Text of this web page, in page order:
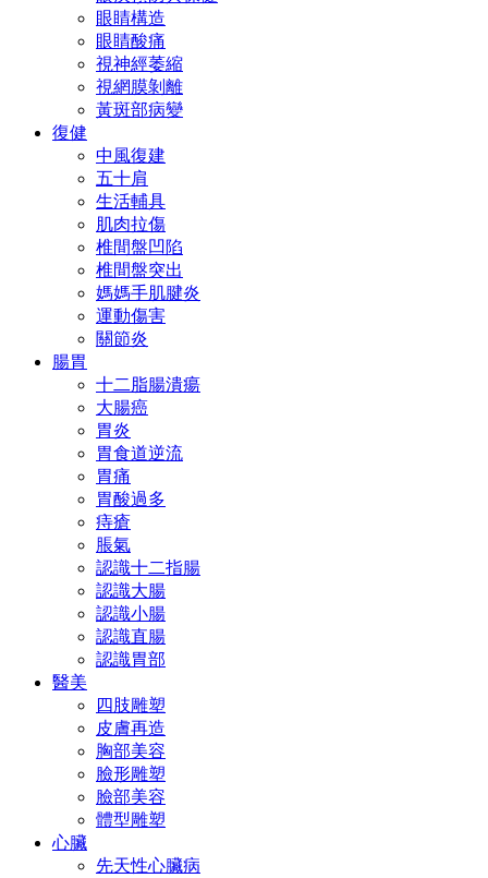
眼睛構造
眼睛酸痛
視神經萎縮
視網膜剝離
黃斑部病變
復健
中風復建
五十肩
生活輔具
肌肉拉傷
椎間盤凹陷
椎間盤突出
媽媽手肌腱炎
運動傷害
關節炎
腸胃
十二脂腸潰瘍
大腸癌
胃炎
胃食道逆流
胃痛
胃酸過多
痔瘡
脹氣
認識十二指腸
認識大腸
認識小腸
認識直腸
認識胃部
醫美
四肢雕塑
皮膚再造
胸部美容
臉形雕塑
臉部美容
體型雕塑
心臟
先天性心臟病